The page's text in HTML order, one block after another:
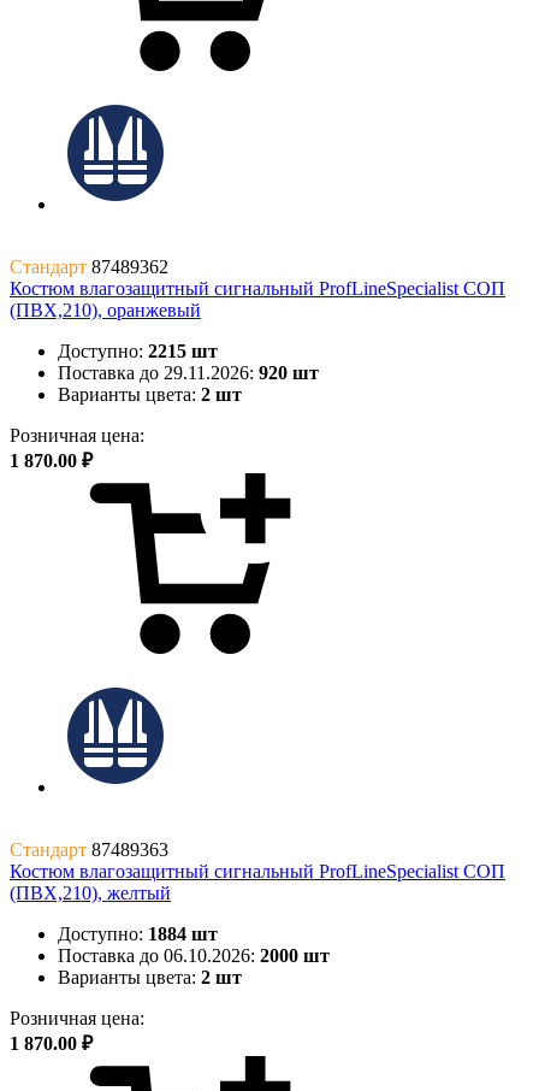
Стандарт 87489362
Костюм влагозащитный сигнальный ProfLineSpecialist СОП
(ПВХ,210), оранжевый
Доступно: 2215 шт
Поставка до 29.11.2026: 920 шт
Варианты цвета: 2 шт
Розничная цена:
1 870.00 ₽
Стандарт 87489363
Костюм влагозащитный сигнальный ProfLineSpecialist СОП
(ПВХ,210), желтый
Доступно: 1884 шт
Поставка до 06.10.2026: 2000 шт
Варианты цвета: 2 шт
Розничная цена:
1 870.00 ₽